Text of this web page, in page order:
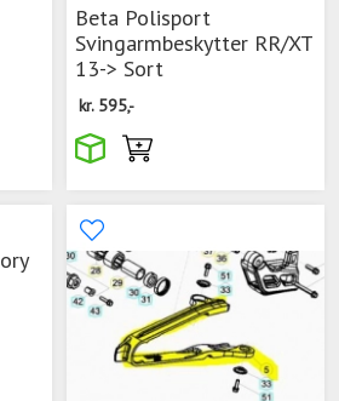
Beta Polisport
Svingarmbeskytter RR/XT
13-> Sort
kr. 595,-